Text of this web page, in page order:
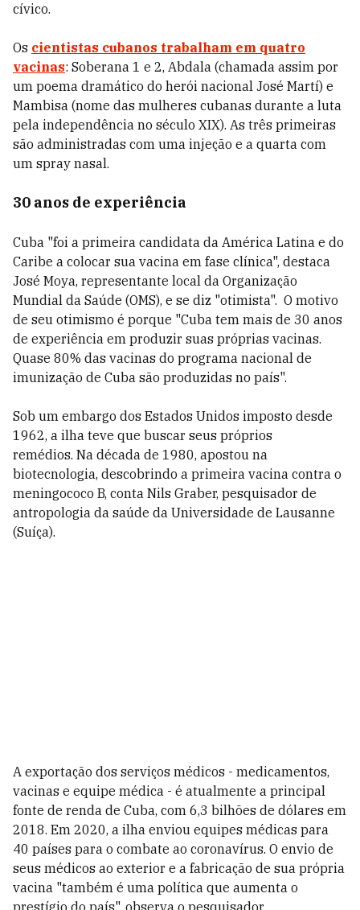
cívico.
Os cientistas cubanos trabalham em quatro
vacinas: Soberana 1 e 2, Abdala (chamada assim por
um poema dramático do herói nacional José Martí) e
Mambisa (nome das mulheres cubanas durante a luta
pela independência no século XIX). As três primeiras
são administradas com uma injeção e a quarta com
um spray nasal.
30 anos de experiência
Cuba "foi a primeira candidata da América Latina e do
Caribe a colocar sua vacina em fase clínica", destaca
José Moya, representante local da Organização
Mundial da Saúde (OMS), e se diz "otimista". O motivo
de seu otimismo é porque "Cuba tem mais de 30 anos
de experiência em produzir suas próprias vacinas.
Quase 80% das vacinas do programa nacional de
imunização de Cuba são produzidas no país".
Sob um embargo dos Estados Unidos imposto desde
1962, a ilha teve que buscar seus próprios
remédios. Na década de 1980, apostou na
biotecnologia, descobrindo a primeira vacina contra o
meningococo B, conta Nils Graber, pesquisador de
antropologia da saúde da Universidade de Lausanne
(Suíça).
A exportação dos serviços médicos - medicamentos,
vacinas e equipe médica - é atualmente a principal
fonte de renda de Cuba, com 6,3 bilhões de dólares em
2018. Em 2020, a ilha enviou equipes médicas para
40 países para o combate ao coronavírus. O envio de
seus médicos ao exterior e a fabricação de sua própria
vacina "também é uma política que aumenta o
prestígio do país", observa o pesquisador.